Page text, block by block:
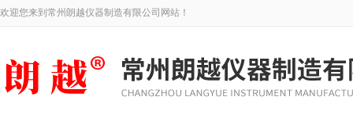
欢迎您来到常州朗越仪器制造有限公司网站！